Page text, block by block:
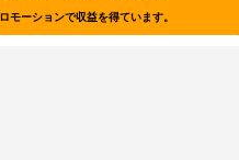
モーションで収益を得ています。